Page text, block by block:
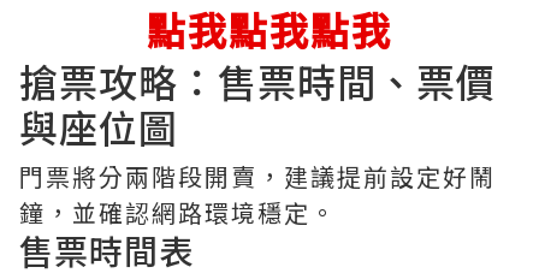
點我點我點我
搶票攻略：售票時間、票價
與座位圖
門票將分兩階段開賣，建議提前設定好鬧
鐘，並確認網路環境穩定。
售票時間表